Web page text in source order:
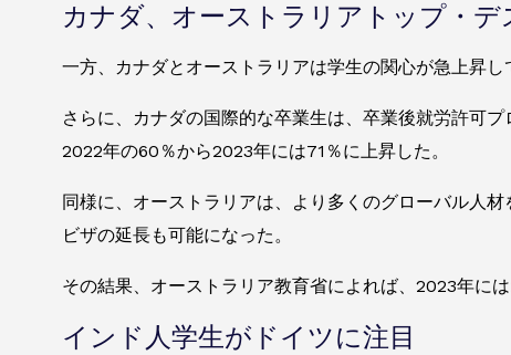
カナダ、オーストラリアトップ・デ
一方、カナダとオーストラリアは学生の関心が急上昇
さらに、カナダの国際的な卒業生は、卒業後就労許可
2022年の60％から2023年には71％に上昇した。
同様に、オーストラリアは、より多くのグローバル人
ビザの延長も可能になった。
その結果、オーストラリア教育省によれば、2023年に
インド人学生がドイツに注目